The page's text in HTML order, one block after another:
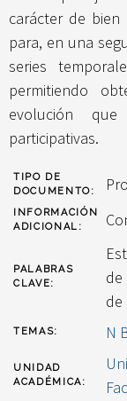
carácter de
para, en una
series
permitiendo
evolución
participativas.
TIPO DE
DOCUMENTO:
INFORMACIÓN
ADICIONAL:
PALABRAS
CLAVE:
de
de
TEMAS: N
UNIDAD
ACADÉMICA: